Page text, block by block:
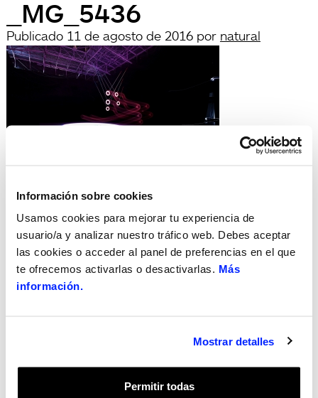
Información sobre cookies
Usamos cookies para mejorar tu experiencia de
usuario/a y analizar nuestro tráfico web. Debes aceptar
las cookies o acceder al panel de preferencias en el que
te ofrecemos activarlas o desactivarlas. Más
información.
Mostrar detalles
Permitir todas
_MG_5436
Publicado 11 de agosto de 2016 por natural
archivadas en:
Búsqueda
Buscar
por:
Search
Recent Posts
Hola, món!
Sin categorizar